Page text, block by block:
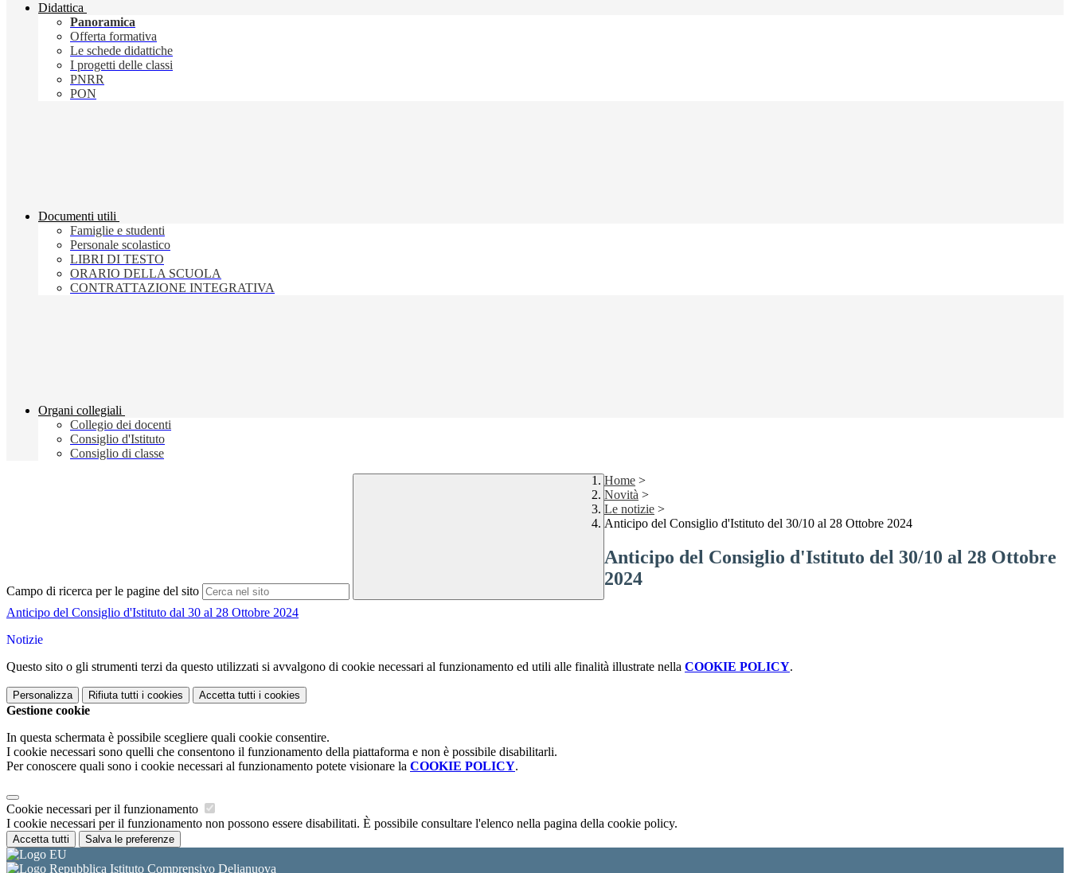
Didattica
Panoramica
Offerta formativa
Le schede didattiche
I progetti delle classi
PNRR
PON
Documenti utili
Famiglie e studenti
Personale scolastico
LIBRI DI TESTO
ORARIO DELLA SCUOLA
CONTRATTAZIONE INTEGRATIVA
Organi collegiali
Collegio dei docenti
Consiglio d'Istituto
Consiglio di classe
Campo di ricerca per le pagine del sito
Home >
Novità >
Le notizie >
Anticipo del Consiglio d'Istituto del 30/10 al 28 Ottobre 2024
Anticipo del Consiglio d'Istituto del 30/10 al 28 Ottobre
2024
Anticipo del Consiglio d'Istituto dal 30 al 28 Ottobre 2024
Notizie
Questo sito o gli strumenti terzi da questo utilizzati si avvalgono di cookie necessari al funzionamento ed utili alle finalità illustrate nella COOKIE POLICY.
Personalizza Rifiuta tutti i cookies Accetta tutti i cookies
Gestione cookie
In questa schermata è possibile scegliere quali cookie consentire.
I cookie necessari sono quelli che consentono il funzionamento della piattaforma e non è possibile disabilitarli.
Per conoscere quali sono i cookie necessari al funzionamento potete visionare la COOKIE POLICY.
Cookie necessari per il funzionamento
I cookie necessari per il funzionamento non possono essere disabilitati. È possibile consultare l'elenco nella pagina della cookie policy.
Accetta tutti Salva le preferenze
Istituto Comprensivo Delianuova